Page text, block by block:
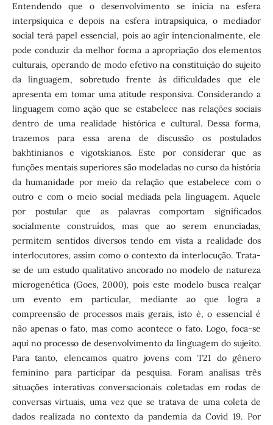
Entendendo que o desenvolvimento se inicia na esfera
interpsíquica e depois na esfera intrapsíquica, o mediador
social terá papel essencial, pois ao agir intencionalmente, ele
pode conduzir da melhor forma a apropriação dos elementos
culturais, operando de modo efetivo na constituição do sujeito
da linguagem, sobretudo frente às dificuldades que ele
apresenta em tomar uma atitude responsiva. Considerando a
linguagem como ação que se estabelece nas relações sociais
dentro de uma realidade histórica e cultural. Dessa forma,
trazemos para essa arena de discussão os postulados
bakhtinianos e vigotskianos. Este por considerar que as
funções mentais superiores são modeladas no curso da história
da humanidade por meio da relação que estabelece com o
outro e com o meio social mediada pela linguagem. Aquele
por postular que as palavras comportam significados
socialmente construídos, mas que ao serem enunciadas,
permitem sentidos diversos tendo em vista a realidade dos
interlocutores, assim como o contexto da interlocução. Trata-
se de um estudo qualitativo ancorado no modelo de natureza
microgenética (Goes, 2000), pois este modelo busca realçar
um evento em particular, mediante ao que logra a
compreensão de processos mais gerais, isto é, o essencial é
não apenas o fato, mas como acontece o fato. Logo, foca-se
aqui no processo de desenvolvimento da linguagem do sujeito.
Para tanto, elencamos quatro jovens com T21 do gênero
feminino para participar da pesquisa. Foram analisas três
situações interativas conversacionais coletadas em rodas de
conversas virtuais, uma vez que se tratava de uma coleta de
dados realizada no contexto da pandemia da Covid 19. Por